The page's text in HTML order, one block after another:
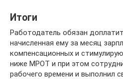
Итоги
Работодатель обязан
начисленная ему за месяц
компенсационных и
ниже МРОТ и при этом
рабочего времени и выполнил